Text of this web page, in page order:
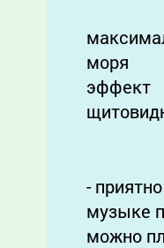
-
музыке
можно